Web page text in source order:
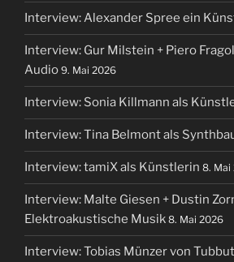
Interview: Alexander Spree ein
Interview: Gur Milstein + Piero
Audio 9. Mai 2026
Interview: Sonia Killmann als
Interview: Tina Belmont als
Interview: tamiX als Künstlerin 8. Mai
Interview: Malte Giesen + Dustin
Elektroakustische Musik 8. Mai 2026
Interview: Tobias Münzer von